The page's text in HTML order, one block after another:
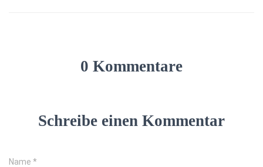
0 Kommentare
Schreibe einen Kommentar
Name *